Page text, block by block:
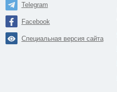
Telegram
Facebook
Специальная версия сайта